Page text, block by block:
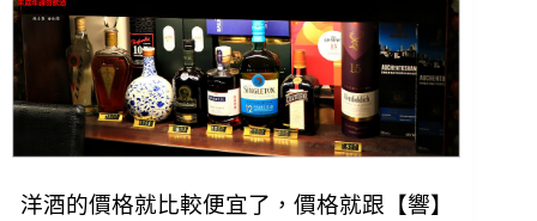
洋酒的價格就比較便宜了，價格就跟【響】